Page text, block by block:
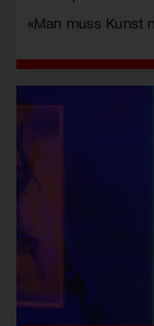
«Man muss Kunst